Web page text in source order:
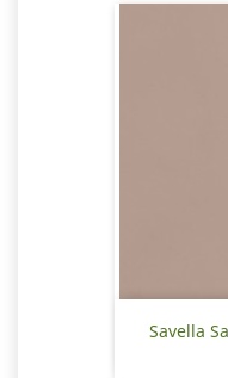
Savella